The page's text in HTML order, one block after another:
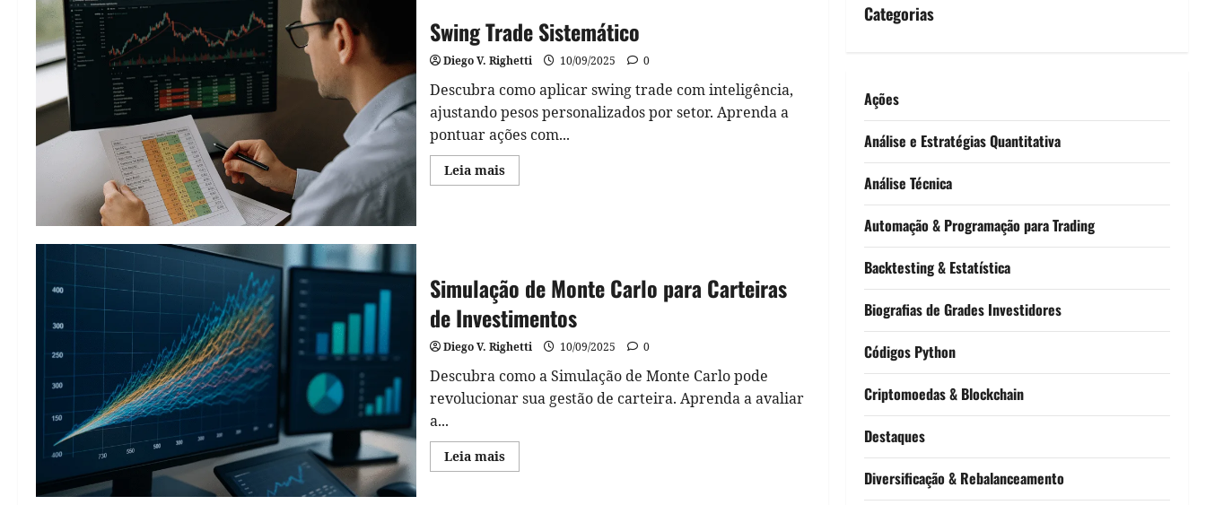
de
Portfólio
Python
Swing Trade Sistemático
Diego V. Righetti 10/09/2025 0
Descubra como aplicar swing trade com inteligência,
ajustando pesos personalizados por setor. Aprenda a
pontuar ações com...
Leia maisRead
more
Simulação de Monte Carlo para Carteiras
de Investimentos
Diego V. Righetti 10/09/2025 0
Descubra como a Simulação de Monte Carlo pode
revolucionar sua gestão de carteira. Aprenda a avaliar
a...
Leia maisRead
more
Categorias
Ações
Análise e Estratégias Quantitativa
Análise Técnica
Automação & Programação para Trading
Backtesting & Estatística
Biografias de Grades Investidores
Códigos Python
Criptomoedas & Blockchain
Destaques
Diversificação & Rebalanceamento